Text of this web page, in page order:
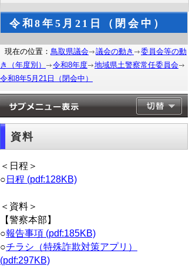
令和8年5月21日（閉会中）
現在の位置： 鳥取県議会 議会の動き
委員会等の動
き（年度別）
令和8年度
地域県土警察常任委員会
令和8年5月21日（閉会中）
資料
＜日程＞
○ 日程 (pdf:128KB)
＜資料＞
【警察本部】
○報告事項 (pdf:185KB)
○チラシ（特殊詐欺対策アプリ）
(pdf:297KB)